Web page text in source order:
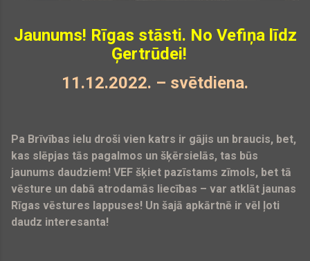
Jaunums! Rīgas stāsti. No Vefiņa līdz
Ģertrūdei!
11.12.2022. – svētdiena.
Pa Brīvības ielu droši vien katrs ir gājis un braucis, bet,
kas slēpjas tās pagalmos un šķērsielās, tas būs
jaunums daudziem! VEF šķiet pazīstams zīmols, bet tā
vēsture un dabā atrodamās liecības – var atklāt jaunas
Rīgas vēstures lappuses! Un šajā apkārtnē ir vēl ļoti
daudz interesanta!